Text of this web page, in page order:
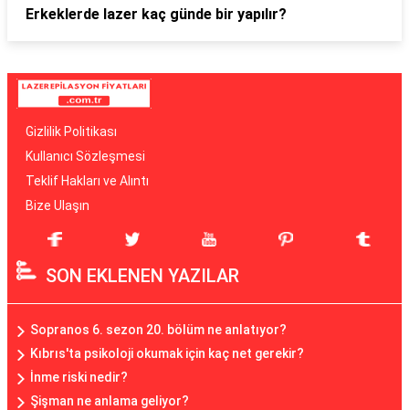
Erkeklerde lazer kaç günde bir yapılır?
Gizlilik Politikası
Kullanıcı Sözleşmesi
Teklif Hakları ve Alıntı
Bize Ulaşın
SON EKLENEN YAZILAR
Sopranos 6. sezon 20. bölüm ne anlatıyor?
Kıbrıs'ta psikoloji okumak için kaç net gerekir?
İnme riski nedir?
Şişman ne anlama geliyor?